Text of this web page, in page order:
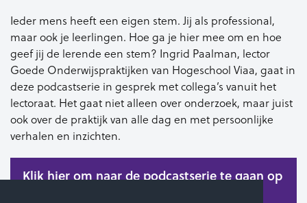
Ieder mens heeft een eigen stem. Jij als professional,
maar ook je leerlingen. Hoe ga je hier mee om en hoe
geef jij de lerende een stem? Ingrid Paalman, lector
Goede Onderwijspraktijken van Hogeschool Viaa, gaat in
deze podcastserie in gesprek met collega’s vanuit het
lectoraat. Het gaat niet alleen over onderzoek, maar juist
ook over de praktijk van alle dag en met persoonlijke
verhalen en inzichten.
Klik hier om naar de podcastserie te gaan op